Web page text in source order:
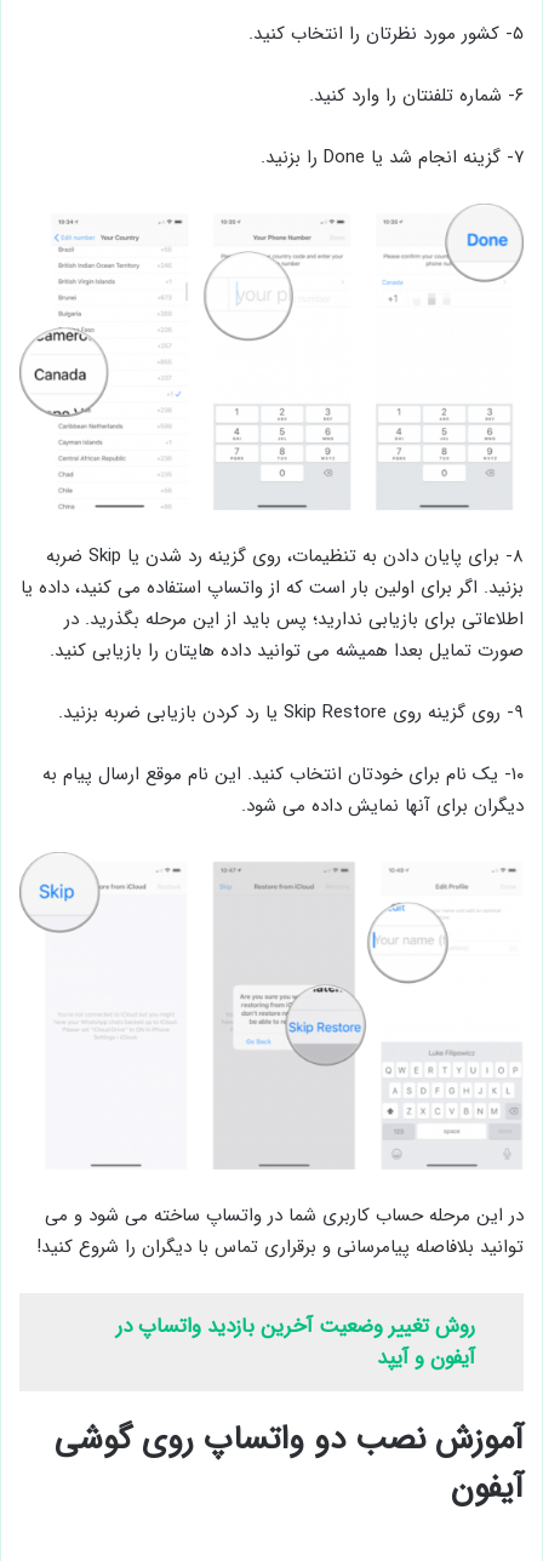
۵- کشور مورد نظرتان را انتخاب کنید.
۶- شماره تلفنتان را وارد کنید.
۷- گزینه انجام شد یا Done را بزنید.
۸- برای پایان دادن به تنظیمات، روی گزینه رد شدن یا Skip ضربه
بزنید. اگر برای اولین بار است که از واتساپ استفاده می کنید، داده یا
اطلاعاتی برای بازیابی ندارید؛ پس باید از این مرحله بگذرید. در
صورت تمایل بعدا همیشه می توانید داده هایتان را بازیابی کنید.
۹- روی گزینه روی Skip Restore یا رد کردن بازیابی ضربه بزنید.
۱۰- یک نام برای خودتان انتخاب کنید. این نام موقع ارسال پیام به
دیگران برای آنها نمایش داده می شود.
در این مرحله حساب کاربری شما در واتساپ ساخته می شود و می
توانید بلافاصله پیامرسانی و برقراری تماس با دیگران را شروع کنید!
روش تغییر وضعیت آخرین بازدید واتساپ در
آیفون و آیپد
آموزش نصب دو واتساپ روی گوشی
آیفون